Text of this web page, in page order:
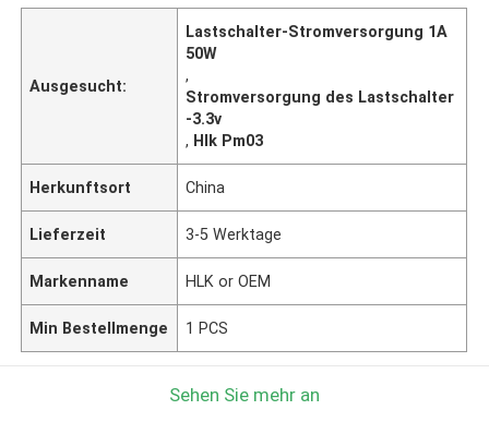
Ausgesucht:
Lastschalter-Stromversorgung 1A
50W
,
Stromversorgung des Lastschalter
-3.3v
, Hlk Pm03
Herkunftsort China
Lieferzeit 3-5 Werktage
Markenname HLK or OEM
Min Bestellmenge 1 PCS
Sehen Sie mehr an